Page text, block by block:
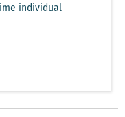
individual